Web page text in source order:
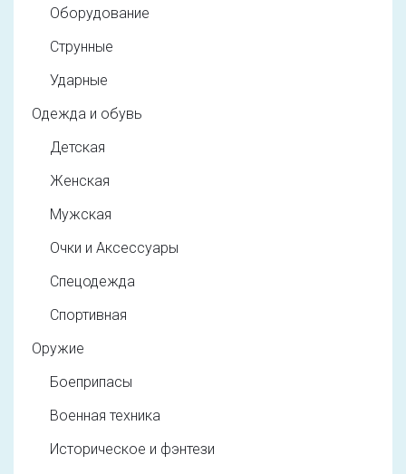
Оборудование
Струнные
Ударные
Одежда и обувь
Детская
Женская
Мужская
Очки и Аксессуары
Спецодежда
Спортивная
Оружие
Боеприпасы
Военная техника
Историческое и фэнтези